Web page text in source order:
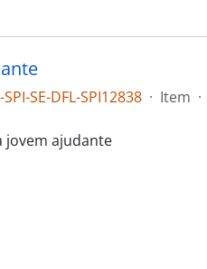
SE-DFL-SPI12838 · Item ·
jovem ajudante